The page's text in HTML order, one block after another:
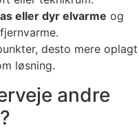
eller dyr elvarme og
desto mere oplagt
løsning.
andre